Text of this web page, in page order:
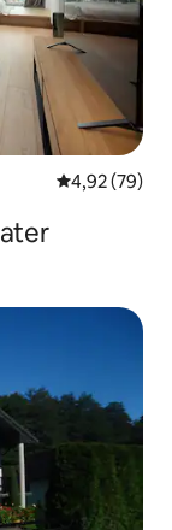
Gemiddelde
4,92 (79)